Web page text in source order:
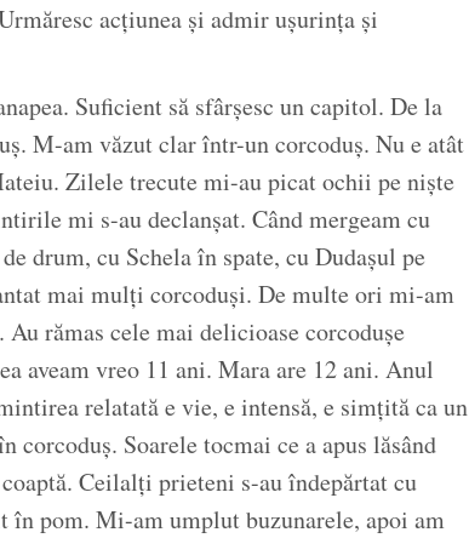
acțiunea și admir ușurința și
Suficient să sfârșesc un capitol. De la
M-am văzut clar într-un corcoduș. Nu e atât
Zilele trecute mi-au picat ochii pe niște
mi s-au declanșat. Când mergeam cu
drum, cu Schela în spate, cu Dudașul pe
mai mulți corcoduși. De multe ori mi-am
rămas cele mai delicioase corcodușe
aveam vreo 11 ani. Mara are 12 ani. Anul
relatată e vie, e intensă, e simțită ca un
Soarele tocmai ce a apus lăsând
Ceilalți prieteni s-au îndepărtat cu
în pom. Mi-am umplut buzunarele, apoi am